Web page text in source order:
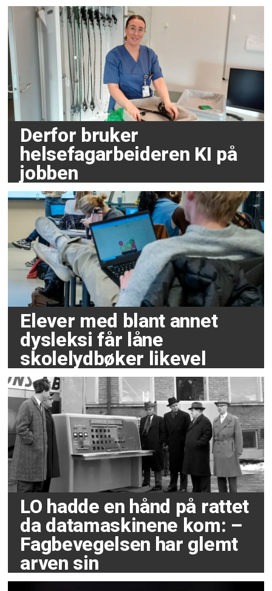
Derfor bruker
helsefagarbeideren KI på
jobben
Elever med blant annet
dysleksi får låne
skolelydbøker likevel
LO hadde en hånd på rattet
da datamaskinene kom: –
Fagbevegelsen har glemt
arven sin